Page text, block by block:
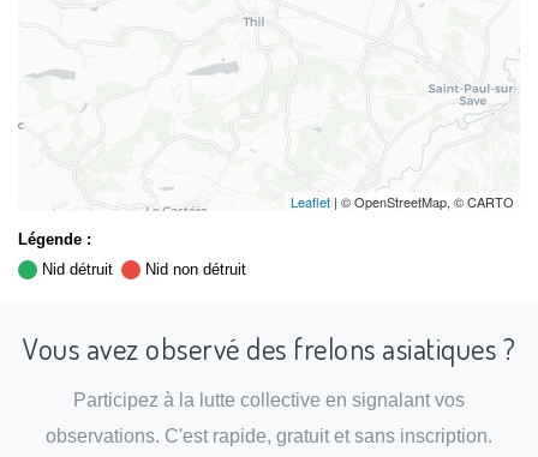
Leaflet | © OpenStreetMap, © CARTO
Légende :
Nid détruit
Nid non détruit
Vous avez observé des frelons asiatiques ?
Participez à la lutte collective en signalant vos
observations. C'est rapide, gratuit et sans inscription.